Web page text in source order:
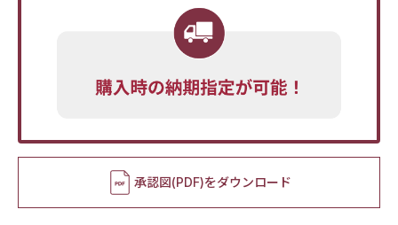
承認図(PDF)をダウンロード